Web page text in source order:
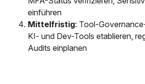
einführen
Mittelfristig: Tool-
KI- und Dev-Tools etablieren,
Audits einplanen